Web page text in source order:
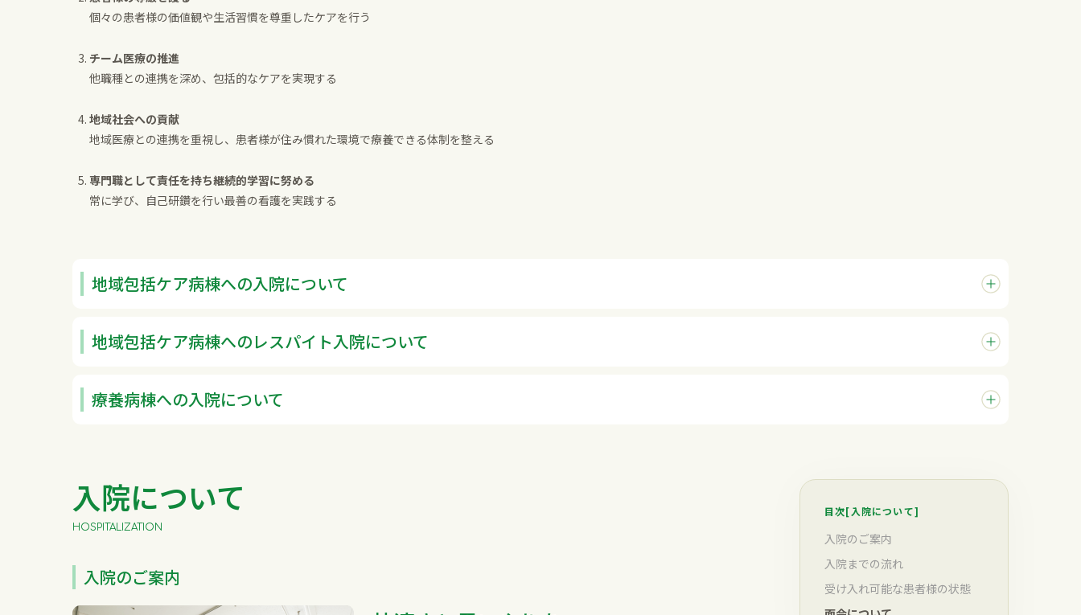
個々の患者様の価値観や生活習慣を尊重したケアを行う
チーム医療の推進
他職種との連携を深め、包括的なケアを実現する
地域社会への貢献
地域医療との連携を重視し、患者様が住み慣れた環境で療養できる体制を整える
専門職として責任を持ち継続的学習に努める
常に学び、自己研鑽を行い最善の看護を実践する
地域包括ケア病棟への入院について
地域包括ケア病棟へのレスパイト入院について
療養病棟への入院について
入院について
HOSPITALIZATION
入院のご案内
目次[入院について]
入院のご案内
入院までの流れ
受け入れ可能な患者様の状態